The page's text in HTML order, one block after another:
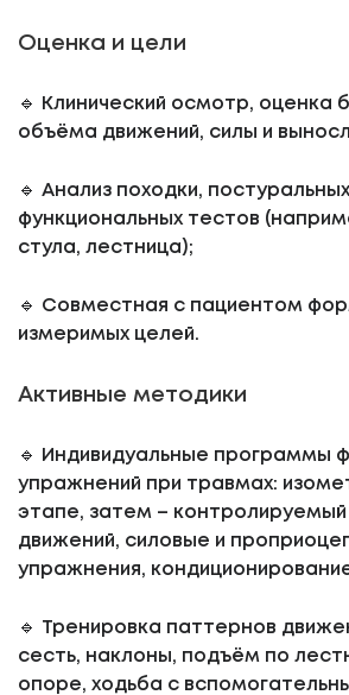
Оценка и цели
🔹 Клинический осмотр, оценка
объёма движений, силы и
🔹 Анализ походки,
функциональных тестов
стула, лестница);
🔹 Совместная с пациентом
измеримых целей.
Активные методики
🔹 Индивидуальные программы
упражнений при травмах:
этапе, затем – контролируемый
движений, силовые и
упражнения,
🔹 Тренировка паттернов
сесть, наклоны, подъём по
опоре, ходьба с